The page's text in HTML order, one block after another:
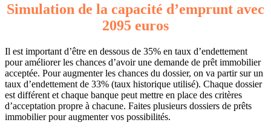
Simulation de la capacité d’emprunt avec
2095 euros
Il est important d’être en dessous de 35% en taux d’endettement
pour améliorer les chances d’avoir une demande de prêt immobilier
acceptée. Pour augmenter les chances du dossier, on va partir sur un
taux d’endettement de 33% (taux historique utilisé). Chaque dossier
est différent et chaque banque peut mettre en place des critères
d’acceptation propre à chacune. Faites plusieurs dossiers de prêts
immobilier pour augmenter vos possibilités.